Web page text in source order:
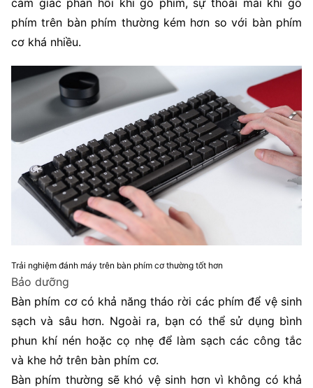
phím trên bàn phím thường kém hơn so với bàn phím
cơ khá nhiều.
Trải nghiệm đánh máy trên bàn phím cơ thường tốt hơn
Bảo dưỡng
Bàn phím cơ có khả năng tháo rời các phím để vệ sinh
sạch và sâu hơn. Ngoài ra, bạn có thể sử dụng bình
phun khí nén hoặc cọ nhẹ để làm sạch các công tắc
và khe hở trên bàn phím cơ.
Bàn phím thường sẽ khó vệ sinh hơn vì không có khả